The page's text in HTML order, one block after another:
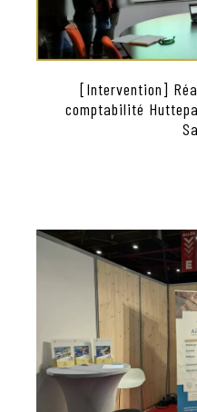
[Intervention]
comptabilité